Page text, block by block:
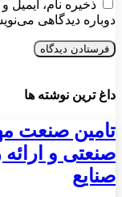
ذخیره نام،
دوباره دیدگاهی
داغ ترین نوشته ها
تامین صنعت
صنعتی و
صنایع